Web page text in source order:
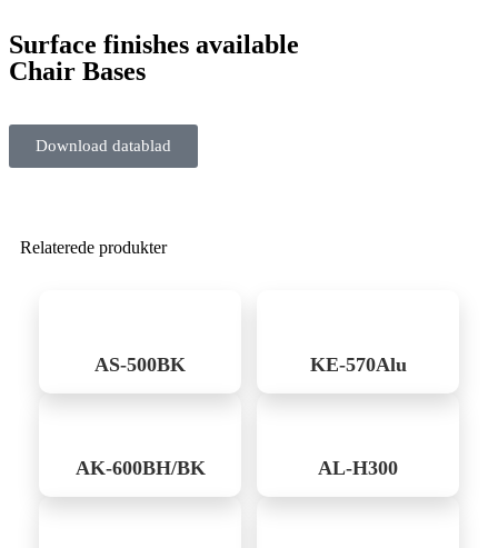
Surface finishes available
Chair Bases
Download datablad
Relaterede produkter
AS-500BK KE-570Alu
AK-600BH/BK AL-H300